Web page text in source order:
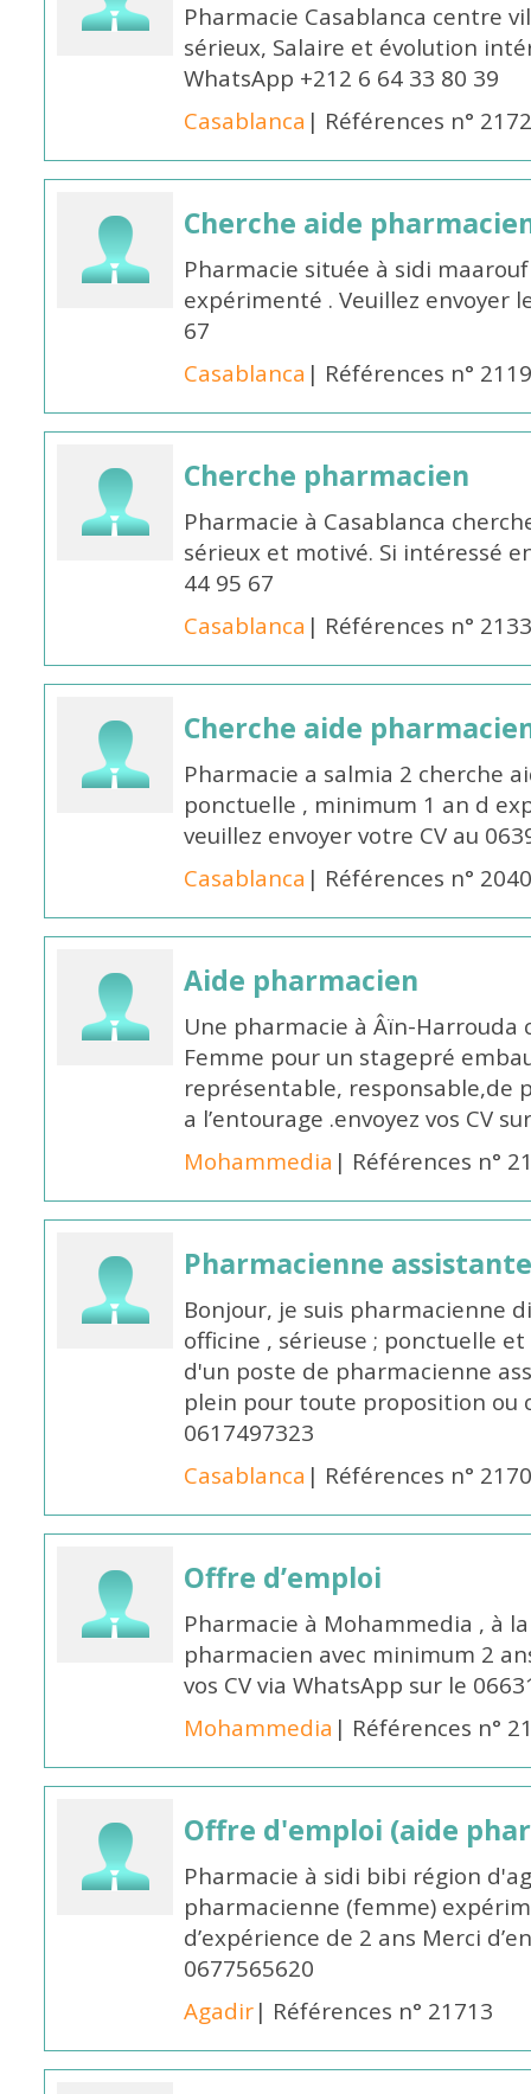
Pharmacie Casablanca centre
sérieux, Salaire et évolution
WhatsApp +212 6 64 33 80 39
Casablanca | Références n°
Cherche aide
Pharmacie située à sidi
expérimenté . Veuillez envoyer
67
Casablanca | Références n°
Cherche pharmacien
Pharmacie à Casablanca
sérieux et motivé. Si intéressé
44 95 67
Casablanca | Références n°
Cherche aide
Pharmacie a salmia 2 cherche
ponctuelle , minimum 1 an d
veuillez envoyer votre CV au
Casablanca | Références n°
Aide pharmacien
Une pharmacie à Âïn-Harrouda
Femme pour un stagepré
représentable,
a l’entourage .envoyez vos CV
Mohammedia | Références n°
Pharmacienne
Bonjour, je suis pharmacienne
officine , sérieuse ; ponctuelle
d'un poste de pharmacienne
plein pour toute proposition ou
0617497323
Casablanca | Références n°
Offre d’emploi
Pharmacie à Mohammedia , à
pharmacien avec minimum 2
vos CV via WhatsApp sur le
Mohammedia | Références n°
Offre d'emploi (aide
Pharmacie à sidi bibi région
pharmacienne (femme)
d’expérience de 2 ans Merci
0677565620
Agadir| Références n° 21713